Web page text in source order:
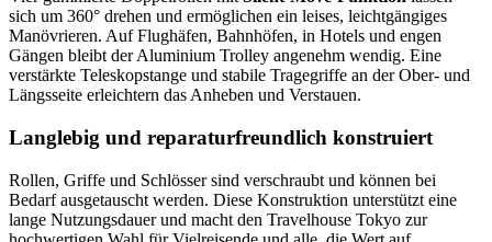
sich um 360° drehen und ermöglichen ein leises, leichtgängiges
Manövrieren. Auf Flughäfen, Bahnhöfen, in Hotels und engen
Gängen bleibt der Aluminium Trolley angenehm wendig. Eine
verstärkte Teleskopstange und stabile Tragegriffe an der Ober- und
Längsseite erleichtern das Anheben und Verstauen.
Langlebig und reparaturfreundlich konstruiert
Rollen, Griffe und Schlösser sind verschraubt und können bei
Bedarf ausgetauscht werden. Diese Konstruktion unterstützt eine
lange Nutzungsdauer und macht den Travelhouse Tokyo zur